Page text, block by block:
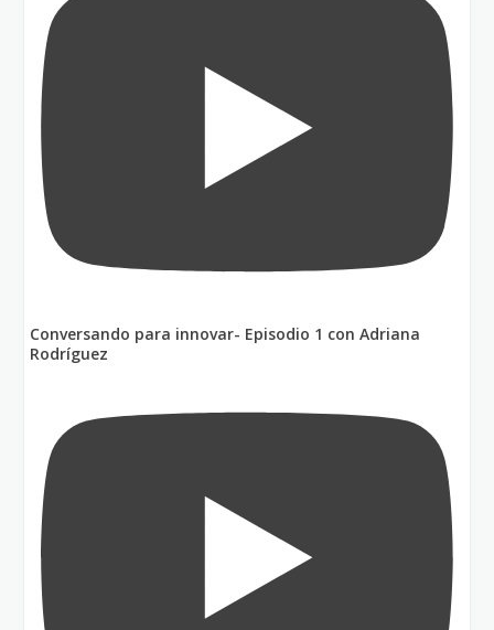
Conversando para innovar- Episodio 1 con Adriana
Rodríguez